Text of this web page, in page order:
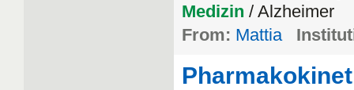
Medizin / Alzheimer
From: Mattia